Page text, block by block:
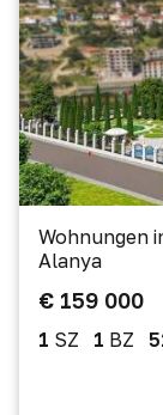
Wohnungen
Alanya
€ 159 000
1 SZ 1 BZ